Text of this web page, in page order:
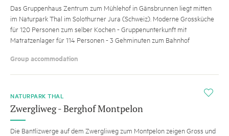
Das Gruppenhaus Zentrum zum Mühlehof in Gänsbrunnen liegt mitten
im Naturpark Thal im Solothurner Jura (Schweiz). Moderne Grossküche
für 120 Personen zum selber Kochen - Gruppenunterkunft mit
Matratzenlager für 114 Personen - 3 Gehminuten zum Bahnhof
Group accommodation
i
NATURPARK THAL
Zwergliweg - Berghof Montpelon
Die Bantlizwerge auf dem Zwergliweg zum Montpelon zeigen Gross und